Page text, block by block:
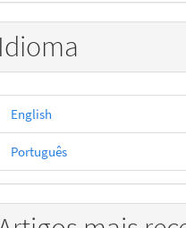
Idioma
English
Português